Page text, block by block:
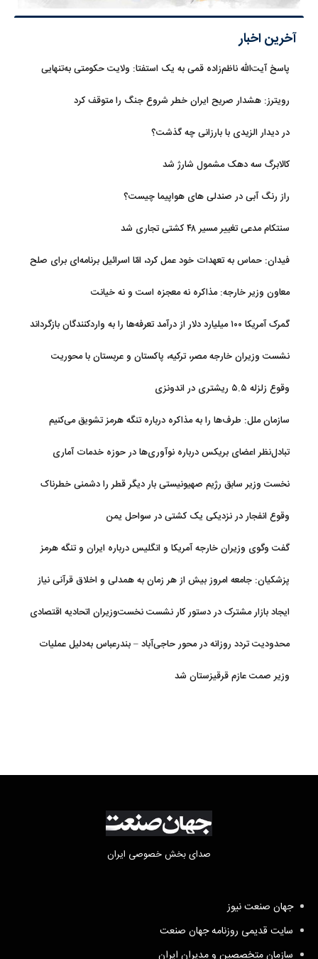
آخرین اخبار
پاسخ آیت‌الله ناظم‌زاده قمی به یک استفتا: ولایت حکومتی به‌تنهایی
رویترز: هشدار صریح ایران خطر شروع جنگ را متوقف کرد
در دیدار الزیدی با بارزانی چه گذشت؟
کالابرگ سه دهک مشمول شارژ شد
راز رنگ آبی در صندلی های هواپیما چیست؟
سنتکام مدعی تغییر مسیر ۴۸ کشتی تجاری شد
فیدان: حماس به تعهدات خود عمل کرد، امّا اسرائیل برنامه‌ای برای صلح
معاون وزیر خارجه: مذاکره نه معجزه است و نه خیانت
گمرک آمریکا ۱۰۰ میلیارد دلار از درآمد تعرفه‌ها را به واردکنندگان بازگرداند
نشست وزیران خارجه مصر، ترکیه، پاکستان و عربستان با محوریت
وقوع زلزله ۵.۵ ریشتری در اندونزی
سازمان ملل: طرف‌ها را به مذاکره درباره تنگه هرمز تشویق می‌کنیم
تبادل‌نظر اعضای بریکس درباره نوآوری‌ها در حوزه خدمات آماری
نخست وزیر سابق رژیم صهیونیستی بار دیگر قطر را دشمنی خطرناک
وقوع انفجار در نزدیکی یک کشتی در سواحل یمن
گفت وگوی وزیران خارجه آمریکا و انگلیس درباره ایران و تنگه هرمز
پزشکیان: جامعه امروز بیش از هر زمان به همدلی و اخلاق قرآنی نیاز
ایجاد بازار مشترک در دستور کار نشست نخست‌وزیران اتحادیه اقتصادی
محدودیت تردد روزانه در محور حاجی‌آباد – بندرعباس به‌دلیل عملیات
وزیر صمت عازم قرقیزستان شد
صدای بخش خصوصی ایران
جهان صنعت نیوز
سایت قدیمی روزنامه جهان صنعت